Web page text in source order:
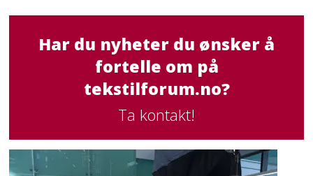
Har du nyheter du ønsker å
fortelle om på
tekstilforum.no?
Ta kontakt!